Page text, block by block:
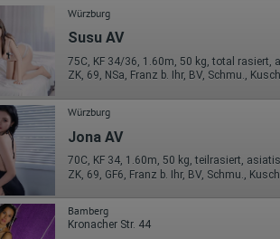
Würzburg
Susu AV
75C, KF 34/36, 1.60m, 50 kg, total rasiert,
ZK, 69, NSa, Franz b. Ihr, BV, Schmu.,
Würzburg
Jona AV
70C, KF 34, 1.60m, 50 kg, teilrasiert,
ZK, 69, GF6, Franz b. Ihr, BV, Schmu.,
Bamberg
Kronacher Str. 44